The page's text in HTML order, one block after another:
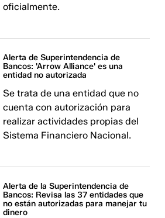
oficialmente.
Alerta de Superintendencia de
Bancos: 'Arrow Alliance' es una
entidad no autorizada
Se trata de una entidad que no
cuenta con autorización para
realizar actividades propias del
Sistema Financiero Nacional.
Alerta de la Superintendencia de
Bancos: Revisa las 37 entidades que
no están autorizadas para manejar tu
dinero